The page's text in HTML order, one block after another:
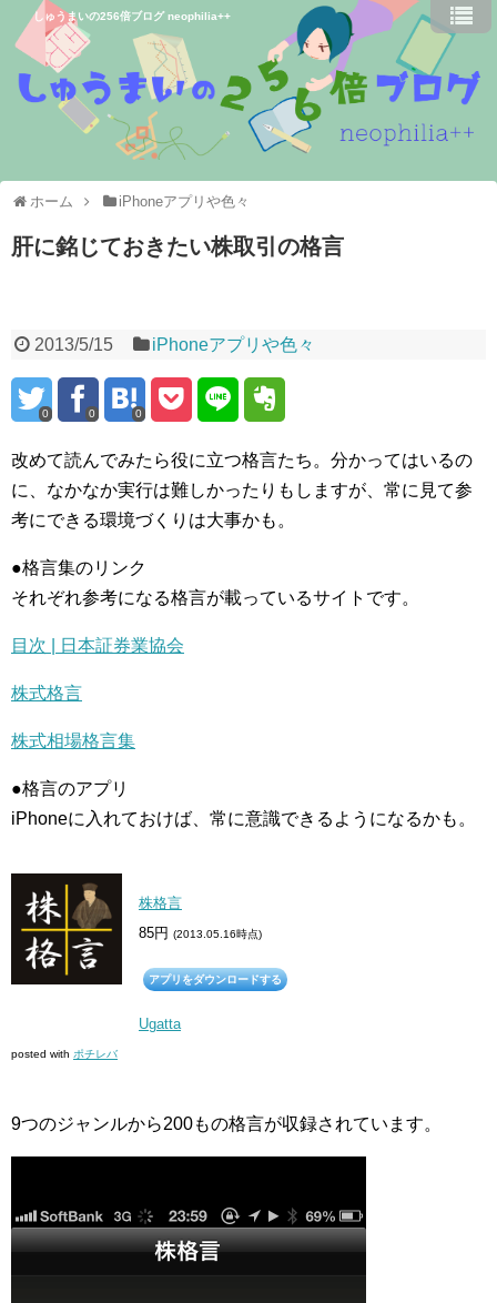
しゅうまいの256倍ブログ neophilia++
ホーム iPhoneアプリや色々
肝に銘じておきたい株取引の格言
2013/5/15 iPhoneアプリや色々
0 0 0
改めて読んでみたら役に立つ格言たち。分かってはいるの
に、なかなか実行は難しかったりもしますが、常に見て参
考にできる環境づくりは大事かも。
●格言集のリンク
それぞれ参考になる格言が載っているサイトです。
目次 | 日本証券業協会
株式格言
株式相場格言集
●格言のアプリ
iPhoneに入れておけば、常に意識できるようになるかも。
株格言
85円 (2013.05.16時点)
アプリをダウンロードする
Ugatta
posted with ポチレバ
9つのジャンルから200もの格言が収録されています。